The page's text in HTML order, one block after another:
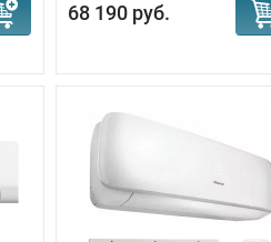
68 190 руб.